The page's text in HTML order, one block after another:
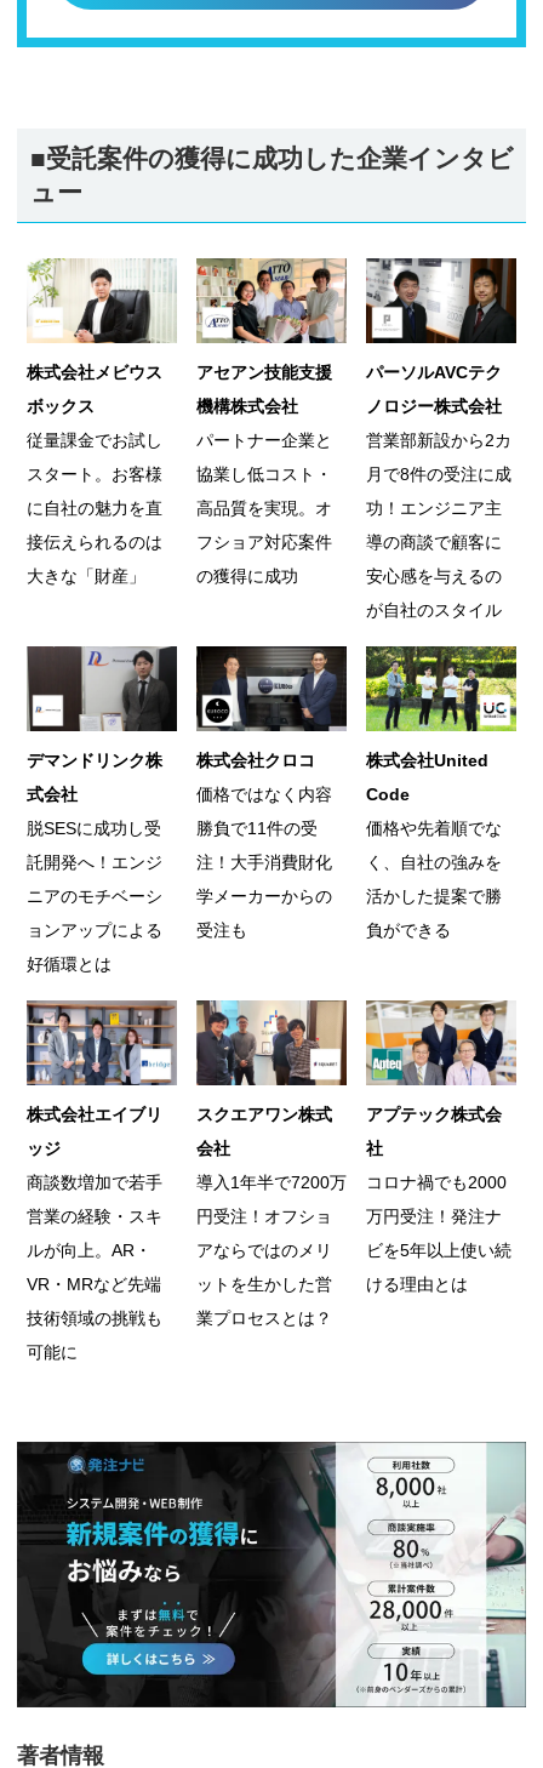
■受託案件の獲得に成功した企業インタビ
ュー
株式会社メビウス
ボックス
従量課金でお試し
スタート。お客様
に自社の魅力を直
接伝えられるのは
大きな「財産」
アセアン技能支援
機構株式会社
パートナー企業と
協業し低コスト・
高品質を実現。オ
フショア対応案件
の獲得に成功
パーソルAVCテク
ノロジー株式会社
営業部新設から2カ
月で8件の受注に成
功！エンジニア主
導の商談で顧客に
安心感を与えるの
が自社のスタイル
デマンドリンク株
式会社
脱SESに成功し受
託開発へ！エンジ
ニアのモチベーシ
ョンアップによる
好循環とは
株式会社クロコ
価格ではなく内容
勝負で11件の受
注！大手消費財化
学メーカーからの
受注も
株式会社United
Code
価格や先着順でな
く、自社の強みを
活かした提案で勝
負ができる
株式会社エイブリ
ッジ
商談数増加で若手
営業の経験・スキ
ルが向上。AR・
VR・MRなど先端
技術領域の挑戦も
可能に
スクエアワン株式
会社
導入1年半で7200万
円受注！オフショ
アならではのメリ
ットを生かした営
業プロセスとは？
アプテック株式会
社
コロナ禍でも2000
万円受注！発注ナ
ビを5年以上使い続
ける理由とは
著者情報